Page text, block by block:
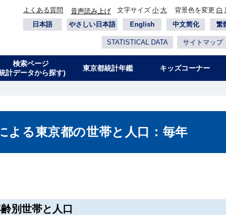
よくある質問 音声読み上げ 文字サイズ 小 大 背景色を変更 白
日本語
やさしい日本語 English 中文简化 繁
STATISTICAL DATA サイトマップ
検索ページ
計データから探す)
東京都統計年鑑 キッズコーナー
よる東京都の世帯と人口：毎年
別世帯と人口